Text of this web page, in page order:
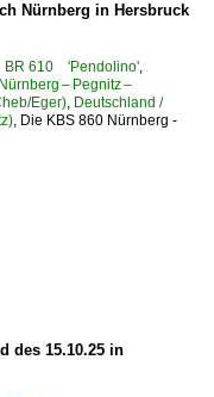
Nürnberg in Hersbruck
BR 610 'Pendolino',
– Pegnitz –
Eger), Deutschland /
, Die KBS 860 Nürnberg -
des 15.10.25 in